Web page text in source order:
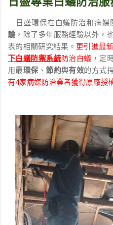
日盛環保在白蟻防治和病媒
驗 ，除了多年服務經驗以外，
表的相關研究結果。 更引進最
下白蟻防禦系統防治白蟻 ，定
用最環保 、節約與有效的方式
有4家病媒防治業者獲得原廠授